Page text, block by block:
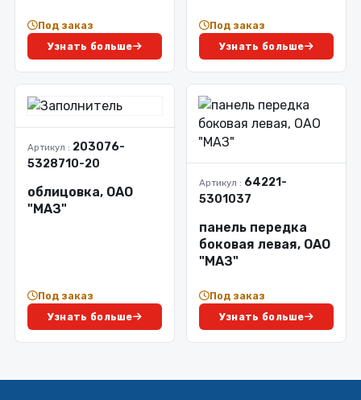
Под заказ
Узнать больше
Под заказ
Узнать больше
Артикул : 203076-
5328710-20
облицовка, ОАО
"МАЗ"
Под заказ
Узнать больше
Артикул : 64221-
5301037
панель передка
боковая левая, ОАО
"МАЗ"
Под заказ
Узнать больше